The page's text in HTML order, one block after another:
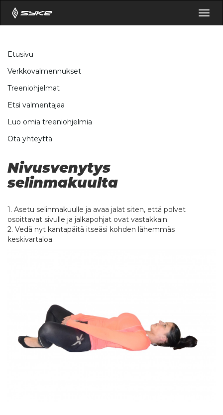
Etusivu
Verkkovalmennukset
Treeniohjelmat
Etsi valmentajaa
Luo omia treeniohjelmia
Ota yhteyttä
Nivusvenytys
selinmakuulta
1. Asetu selinmakuulle ja avaa jalat siten, että polvet
osoittavat sivulle ja jalkapohjat ovat vastakkain.
2. Vedä nyt kantapäitä itseäsi kohden lähemmäs
keskivartaloa.